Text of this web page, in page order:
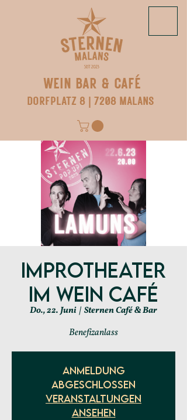
WEIN BAR & CAFÉ
DORFPLATZ 8 | 7208 MALANS
Improtheater
im WEIN CAFÉ
Do., 22. Juni
  |
Sternen Café & Bar
Benefizanlass
Anmeldung
abgeschlossen
Veranstaltungen
ansehen